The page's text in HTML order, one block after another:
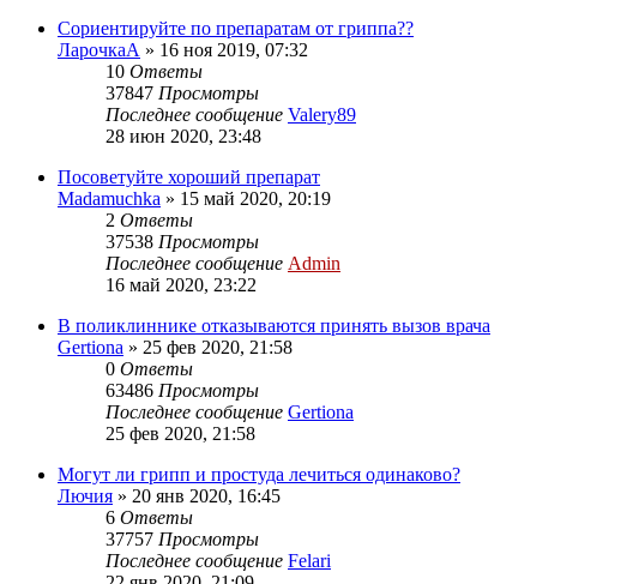
Сориентируйте по препаратам от гриппа??
ЛарочкаА » 16 ноя 2019, 07:32
10 Ответы
37847 Просмотры
Последнее сообщение Valery89
28 июн 2020, 23:48
Посоветуйте хороший препарат
Madamuchka » 15 май 2020, 20:19
2 Ответы
37538 Просмотры
Последнее сообщение Admin
16 май 2020, 23:22
В поликлиннике отказываются принять вызов врача
Gertiona » 25 фев 2020, 21:58
0 Ответы
63486 Просмотры
Последнее сообщение Gertiona
25 фев 2020, 21:58
Могут ли грипп и простуда лечиться одинаково?
Лючия » 20 янв 2020, 16:45
6 Ответы
37757 Просмотры
Последнее сообщение Felari